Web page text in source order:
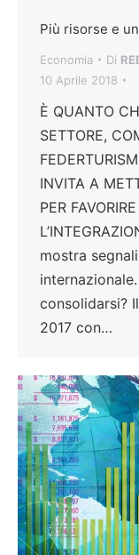
Più risorse e
Economia Di
10 Aprile 2018
È QUANTO
SETTORE,
INVITA A
PER
mostra
consolidarsi?
2017 con…